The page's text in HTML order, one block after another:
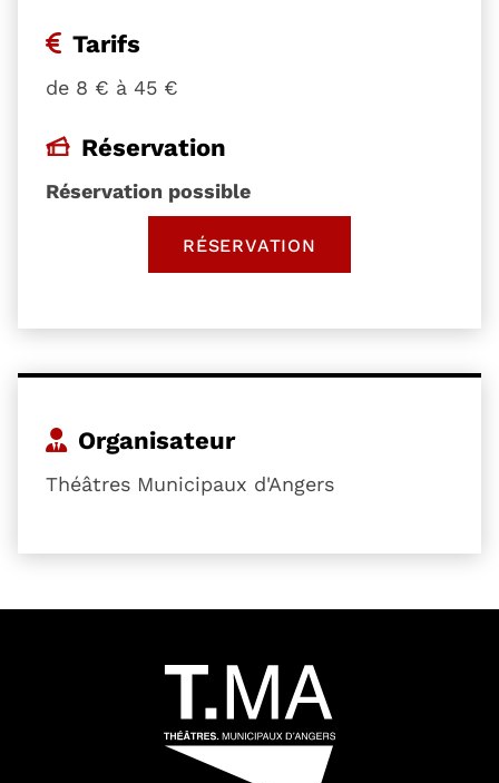
Tarifs
de 8 € à 45 €
Réservation
Réservation possible
RÉSERVATION, OUVRE UNE NOUVELLE
Organisateur
Théâtres Municipaux d'Angers